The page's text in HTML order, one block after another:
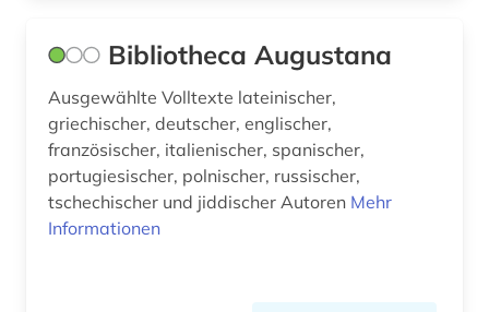
romanische sprachen und literaturen (1)
romanist (1)
romanistik (6)
romanistin (1)
Bibliotheca Augustana
Ausgewählte Volltexte lateinischer,
griechischer, deutscher, englischer,
französischer, italienischer, spanischer,
portugiesischer, polnischer, russischer,
tschechischer und jiddischer Autoren Mehr
Informationen